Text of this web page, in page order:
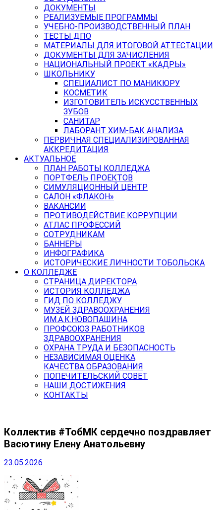
ДОКУМЕНТЫ
РЕАЛИЗУЕМЫЕ ПРОГРАММЫ
УЧЕБНО-ПРОИЗВОДСТВЕННЫЙ ПЛАН
ТЕСТЫ ДПО
МАТЕРИАЛЫ ДЛЯ ИТОГОВОЙ АТТЕСТАЦИИ
ДОКУМЕНТЫ ДЛЯ ЗАЧИСЛЕНИЯ
НАЦИОНАЛЬНЫЙ ПРОЕКТ «КАДРЫ»
ШКОЛЬНИКУ
СПЕЦИАЛИСТ ПО МАНИКЮРУ
КОСМЕТИК
ИЗГОТОВИТЕЛЬ ИСКУССТВЕННЫХ
ЗУБОВ
САНИТАР
ЛАБОРАНТ ХИМ-БАК АНАЛИЗА
ПЕРВИЧНАЯ СПЕЦИАЛИЗИРОВАННАЯ
АККРЕДИТАЦИЯ
АКТУАЛЬНОЕ
ПЛАН РАБОТЫ КОЛЛЕДЖА
ПОРТФЕЛЬ ПРОЕКТОВ
СИМУЛЯЦИОННЫЙ ЦЕНТР
САЛОН «ФЛАКОН»
ВАКАНСИИ
ПРОТИВОДЕЙСТВИЕ КОРРУПЦИИ
АТЛАС ПРОФЕССИЙ
СОТРУДНИКАМ
БАННЕРЫ
ИНФОГРАФИКА
ИСТОРИЧЕСКИЕ ЛИЧНОСТИ ТОБОЛЬСКА
О КОЛЛЕДЖЕ
СТРАНИЦА ДИРЕКТОРА
ИСТОРИЯ КОЛЛЕДЖА
ГИД ПО КОЛЛЕДЖУ
МУЗЕЙ ЗДРАВООХРАНЕНИЯ
ИМ.А.К.НОВОПАШИНА
ПРОФСОЮЗ РАБОТНИКОВ
ЗДРАВООХРАНЕНИЯ
ОХРАНА ТРУДА И БЕЗОПАСНОСТЬ
НЕЗАВИСИМАЯ ОЦЕНКА
КАЧЕСТВА ОБРАЗОВАНИЯ
ПОПЕЧИТЕЛЬСКИЙ СОВЕТ
НАШИ ДОСТИЖЕНИЯ
КОНТАКТЫ
Коллектив #ТобМК сердечно поздравляет
Васютину Елену Анатольевну
23.05.2026